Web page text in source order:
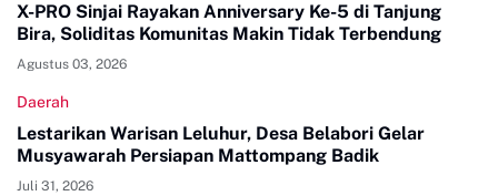
X-PRO Sinjai Rayakan Anniversary Ke-5 di Tanjung
Bira, Soliditas Komunitas Makin Tidak Terbendung
Agustus 03, 2026
Daerah
Lestarikan Warisan Leluhur, Desa Belabori Gelar
Musyawarah Persiapan Mattompang Badik
Juli 31, 2026